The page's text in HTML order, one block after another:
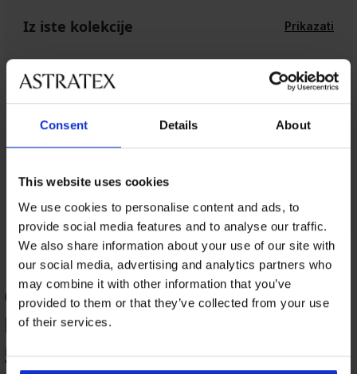
Consent Details About
This website uses cookies
We use cookies to personalise content and ads, to
provide social media features and to analyse our traffic.
We also share information about your use of our site with
our social media, advertising and analytics partners who
may combine it with other information that you’ve
provided to them or that they’ve collected from your use
of their services.
Iz iste kolekcije Prikazati
OCJENJIVANJE PROIZVODA Stezna
potkošulja Canotta
50%